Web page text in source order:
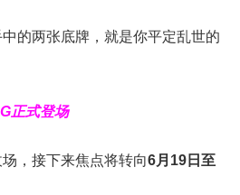
的两张底牌，就是你平定乱世的
正式登场
，接下来焦点将转向6月 19 日至